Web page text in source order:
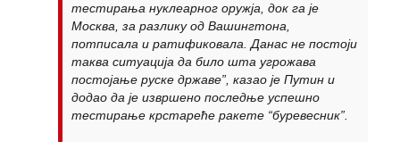
тестирања нуклеарног оружја, док га је
Москва, за разлику од Вашингтона,
потписала и ратификовала. Данас не постоји
таква ситуација да било шта угрожава
постојање руске државе”, казао је Путин и
додао да је извршено последње успешно
тестирање крстареће ракете “буревесник”.